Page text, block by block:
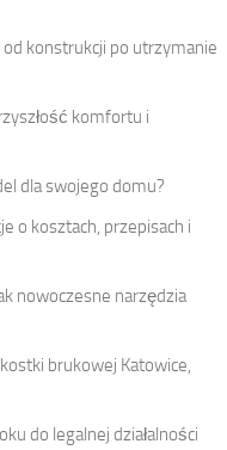
konstrukcji po utrzymanie
komfortu i
dla swojego domu?
o kosztach, przepisach i
nowoczesne narzędzia
brukowej Katowice,
do legalnej działalności